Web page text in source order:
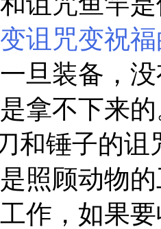
诅咒变祝
旦装备，
是拿不下来
和锤子的
照顾动物
作，如果